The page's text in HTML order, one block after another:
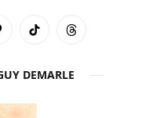
TikTok Threads
DEMARLE